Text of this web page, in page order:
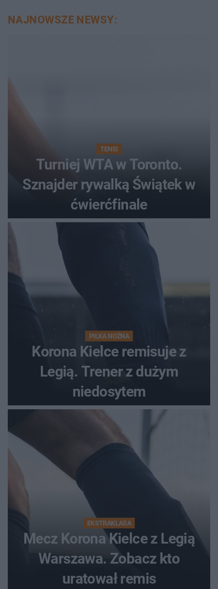
NAJNOWSZE NEWSY:
TENIS
Turniej WTA w Toronto.
Sznajder rywalką Świątek w
ćwierćfinale
PIŁKA NOŻNA
Korona Kielce remisuje z
Legią. Trener z dużym
niedosytem
EKSTRAKLASA
Mecz Korona Kielce z Legią
Warszawa. Zobacz kto
uratował remis